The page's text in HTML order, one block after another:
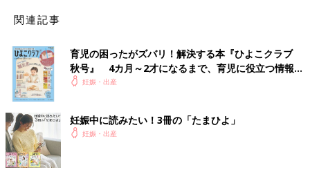
関連記事
育児の困ったがズバリ！解決する本『ひよこクラブ
秋号』 4カ月～2才になるまで、育児に役立つ情報が
いっぱい！
妊娠・出産
妊娠中に読みたい！3冊の「たまひよ」
妊娠・出産